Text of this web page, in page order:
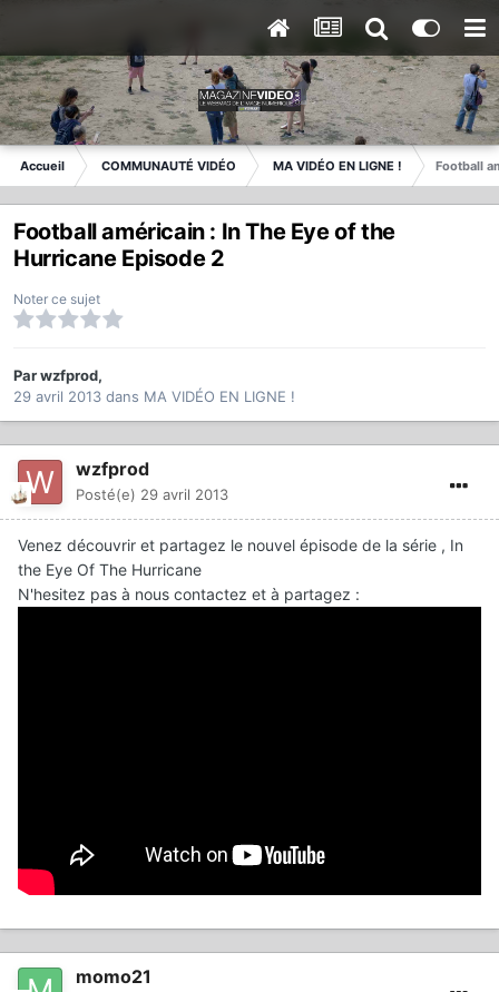
Accueil COMMUNAUTÉ VIDÉO MA VIDÉO EN LIGNE ! Football
Football américain : In The Eye of the
Hurricane Episode 2
Noter ce sujet
Parwzfprod,
29 avril 2013 dans MA VIDÉO EN LIGNE !
wzfprod
Posté(e) 29 avril 2013
Venez découvrir et partagez le nouvel épisode de la série , In
the Eye Of The Hurricane
N'hesitez pas à nous contactez et à partagez :
momo21